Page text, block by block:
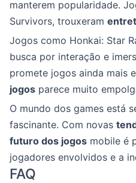
manterem popularidade.
Survivors, trouxeram
Jogos como Honkai: Star
busca por interação e
promete jogos ainda mais
jogos parece muito
O mundo dos games está
fascinante. Com novas
futuro dos jogos mobile é
jogadores envolvidos e a
FAQ